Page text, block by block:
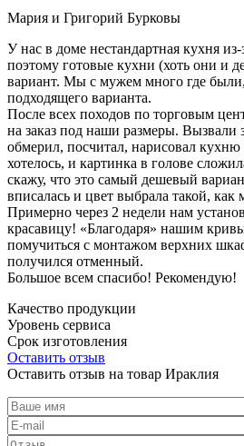
Мария и Григорий Бурковы
У нас в доме нестандартная кухня
поэтому готовые кухни (хоть они и
вариант. Мы с мужем много где
подходящего варианта.
После всех походов по торговым
на заказ под наши размеры. Вызвали
обмерил, посчитал, нарисовал
хотелось, и картинка в голове
скажу, что это самый дешевый
вписалась и цвет выбрала такой, как
Примерно через 2 недели нам
красавицу! «Благодаря» нашим
помучиться с монтажом верхних
получился отменный.
Большое всем спасибо! Рекомендую!
Качество продукции
Уровень сервиса
Срок изготовления
Оставить отзыв
Оставить отзыв на товар Ираклия